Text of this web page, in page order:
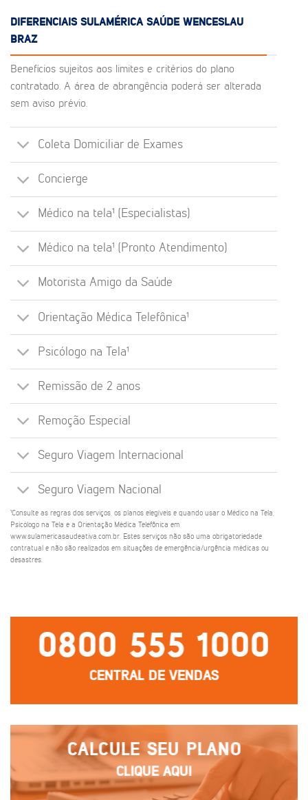
DIFERENCIAIS SULAMÉRICA SAÚDE WENCESLAU
BRAZ
Benefícios sujeitos aos limites e critérios do plano
contratado. A área de abrangência poderá ser alterada
sem aviso prévio.
Coleta Domiciliar de Exames
Concierge
Médico na tela¹ (Especialistas)
Médico na tela¹ (Pronto Atendimento)
Motorista Amigo da Saúde
Orientação Médica Telefônica¹
Psicólogo na Tela¹
Remissão de 2 anos
Remoção Especial
Seguro Viagem Internacional
Seguro Viagem Nacional
¹Consulte as regras dos serviços, os planos elegíveis e quando usar o Médico na Tela,
Psicólogo na Tela e a Orientação Médica Telefônica em
www.sulamericasaudeativa.com.br. Estes serviços não são uma obrigatoriedade
contratual e não são realizados em situações de emergência/urgência médicas ou
desastres.
0800 555 1000
CENTRAL DE VENDAS
CALCULE SEU PLANO
CLIQUE AQUI